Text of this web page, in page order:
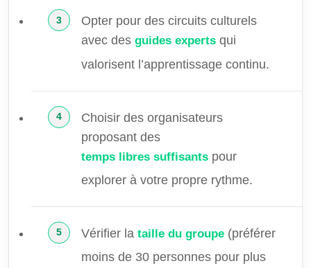
Opter pour des circuits culturels
avec des guides experts qui
valorisent l’apprentissage continu.
Choisir des organisateurs
proposant des
temps libres suffisants pour
explorer à votre propre rythme.
Vérifier la taille du groupe (préférer
moins de 30 personnes pour plus